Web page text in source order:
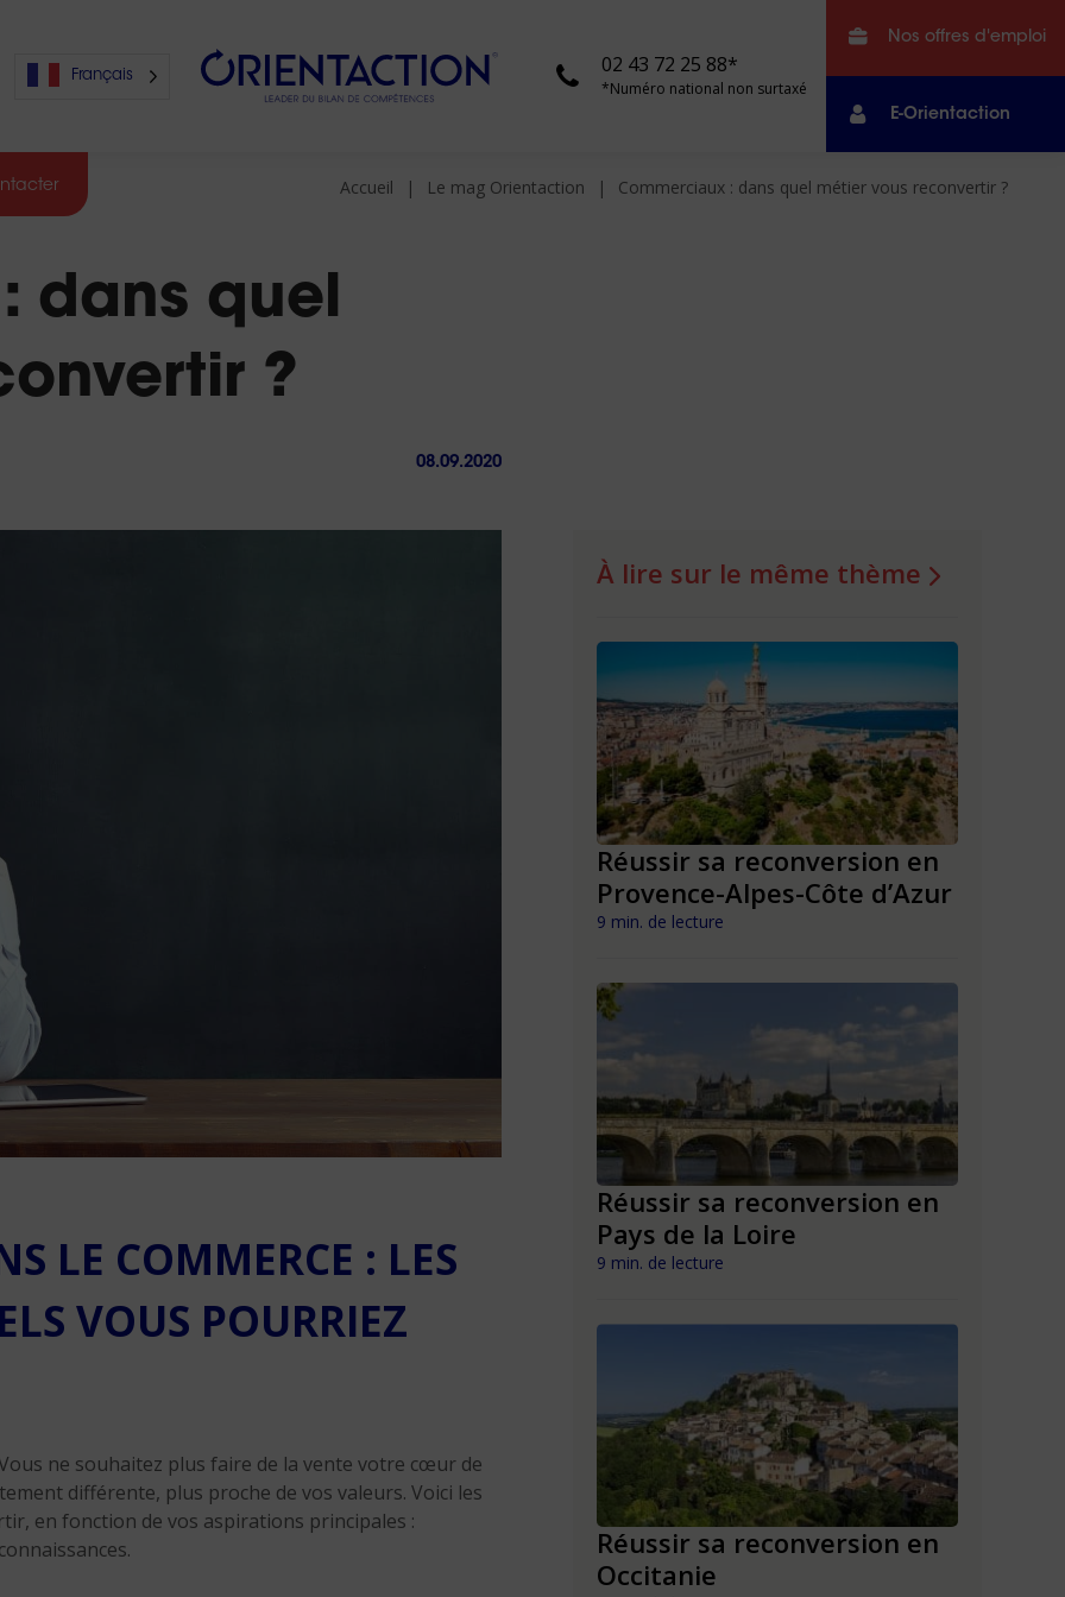
Français 02 43 72 25 88*
*Numéro national non surtaxé
Nos offres d'emploi
E-Orientaction
24h
Accueil Le mag Orientaction Commerciaux : dans quel métier vous reconvertir ?
dans quel
?
08.09.2020
LE COMMERCE : LES
VOUS POURRIEZ
ne souhaitez plus faire de la vente votre cœur de
différente, plus proche de vos valeurs. Voici les
en fonction de vos aspirations principales :
À lire sur le même thème
9 min. de lecture
Réussir sa reconversion en
Réussir sa reconversion en
Provence-Alpes-Côte d’Azur
9 min. de lecture
Réussir sa reconversion en
Pays de la Loire
9 min. de lecture
Réussir sa reconversion en
Occitanie